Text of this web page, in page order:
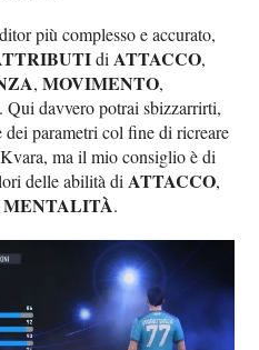
più complesso e accurato,
di ATTACCO,
,MOVIMENTO,
. Qui davvero potrai sbizzarrirti,
parametri col fine di ricreare
ma il mio consiglio è di
delle abilità di ATTACCO,
MENTALITÀ.